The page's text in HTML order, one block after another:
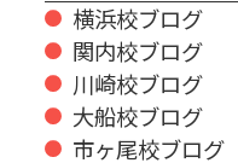
横浜校ブログ
関内校ブログ
川崎校ブログ
大船校ブログ
市ヶ尾校ブログ